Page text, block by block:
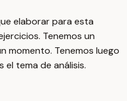
elaborar para esta
Tenemos un
momento. Tenemos luego
el tema de análisis.